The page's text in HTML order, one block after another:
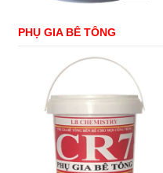
PHỤ GIA BÊ TÔNG